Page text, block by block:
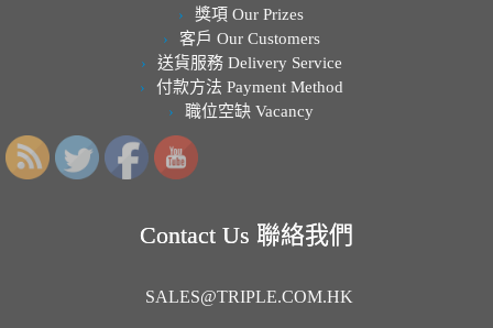
獎項 Our Prizes
客戶 Our Customers
送貨服務 Delivery Service
付款方法 Payment Method
職位空缺 Vacancy
Contact Us 聯絡我們
SALES@TRIPLE.COM.HK